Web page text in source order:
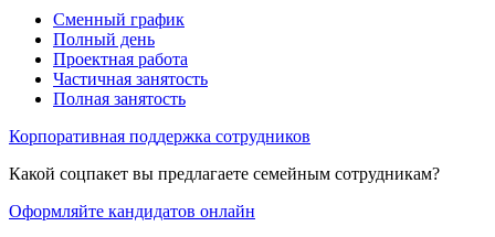
Сменный график
Полный день
Проектная работа
Частичная занятость
Полная занятость
Корпоративная поддержка сотрудников
Какой соцпакет вы предлагаете семейным сотрудникам?
Оформляйте кандидатов онлайн